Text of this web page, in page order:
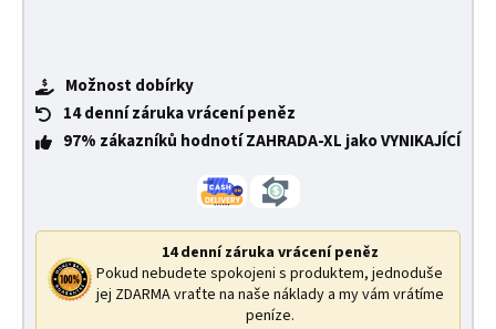
Možnost dobírky
14 denní záruka vrácení peněz
97% zákazníků hodnotí ZAHRADA-XL jako VYNIKAJÍCÍ
14 denní záruka vrácení peněz
Pokud nebudete spokojeni s produktem, jednoduše
jej ZDARMA vraťte na naše náklady a my vám vrátíme
peníze.